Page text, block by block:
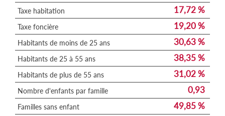
Taxe habitation 17,72 %
Taxe foncière 19,20 %
Habitants de moins de 25 ans 30,63 %
Habitants de 25 à 55 ans 38,35 %
Habitants de plus de 55 ans 31,02 %
Nombre d'enfants par famille 0,93
Familles sans enfant 49,85 %